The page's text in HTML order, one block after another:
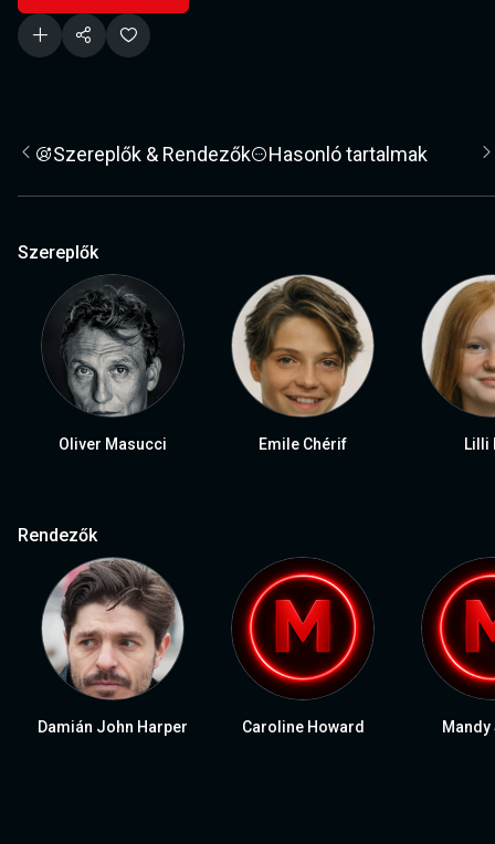
Szereplők & Rendezők Hasonló tartalmak
Szereplők
Oliver Masucci Emile Chérif Lilli
Rendezők
Damián John Harper Caroline Howard